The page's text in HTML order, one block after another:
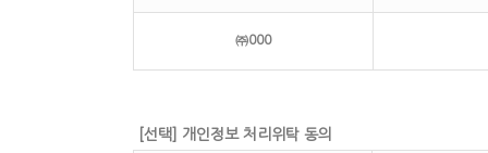
㈜000
[선택] 개인정보 처리위탁 동의